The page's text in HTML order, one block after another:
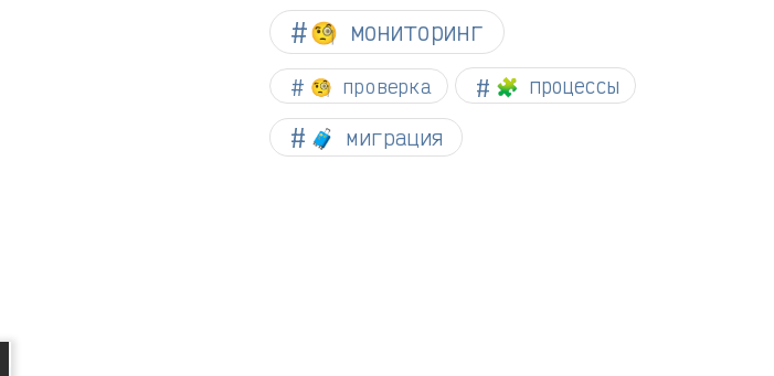
🧐 мониторинг
🧐 проверка 🧩 процессы
🧳 миграция